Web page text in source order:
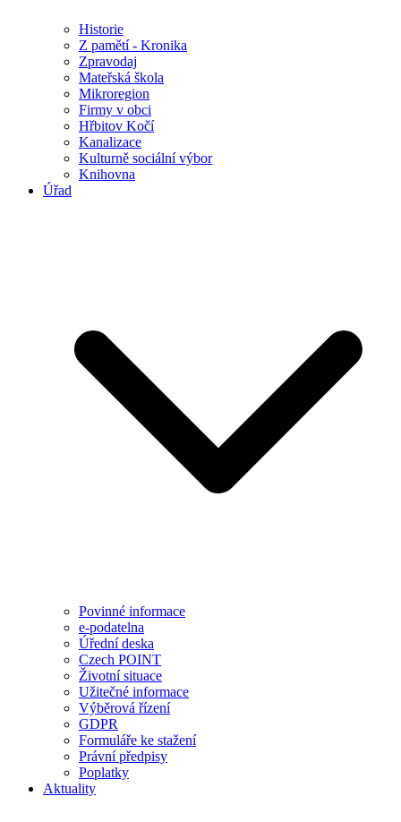
Historie
Z pamětí - Kronika
Zpravodaj
Mateřská škola
Mikroregion
Firmy v obci
Hřbitov Kočí
Kanalizace
Kulturně sociální výbor
Knihovna
Úřad
Povinné informace
e-podatelna
Úřední deska
Czech POINT
Životní situace
Užitečné informace
Výběrová řízení
GDPR
Formuláře ke stažení
Právní předpisy
Poplatky
Aktuality